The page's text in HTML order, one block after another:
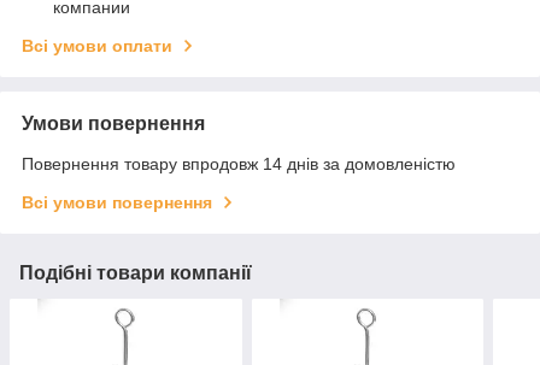
компании
Всі умови оплати
Умови повернення
Повернення товару впродовж 14 днів за домовленістю
Всі умови повернення
Подібні товари компанії